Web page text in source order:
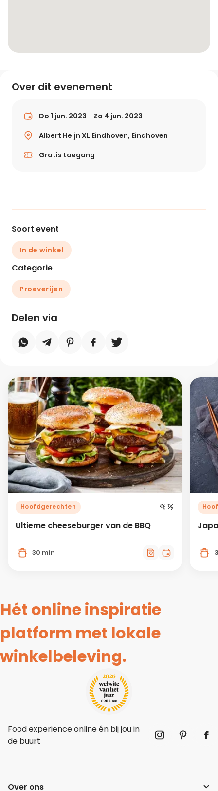
Over dit evenement
Do 1 jun. 2023 - Zo 4 jun. 2023
Albert Heijn XL Eindhoven, Eindhoven
Gratis toegang
Soort event
In de winkel
Categorie
Proeverijen
Delen via
Hoofdgerechten
Ultieme cheeseburger van de BBQ
30 min
Hét online inspiratie
platform met lokale
winkelbeleving.
Food experience online én bij jou in
de buurt
Over ons